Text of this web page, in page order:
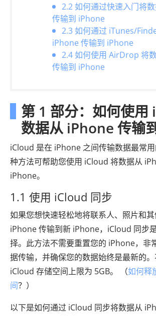
2.2 如何通过快速入门将
传输到 iPhone
2.3 如何通过 iTunes/
iPhone 传输到 iPhone
2.4 如何使用 AirDrop 将
传输到 iPhone
第 1 部分：如何使用
数据从 iPhone 传输
iCloud 是在 iPhone 之间传输数据最常
种方法可帮助您使用 iCloud 将数据从
iPhone。
1.1 使用 iCloud 同步
如果您想快速轻松地将联系人、照片和
iPhone 传输到新 iPhone，iCloud 同步
择。此方法不需要重置您的 iPhone，非
据传输，并确保您的数据始终是最新的
iCloud 存储空间上限为 5GB。 （如何释
间？）
以下是如何通过 iCloud 同步将数据从